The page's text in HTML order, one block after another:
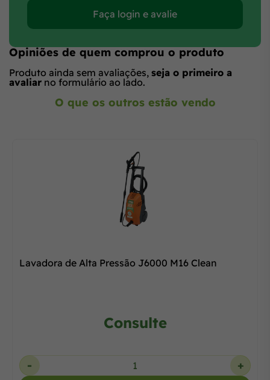
Faça login e avalie
Opiniões de quem comprou o produto
Produto ainda sem avaliações, seja o primeiro a
avaliar no formulário ao lado.
O que os outros estão vendo
Lavadora de Alta Pressão J6000 M16 Clean
Consulte
- +